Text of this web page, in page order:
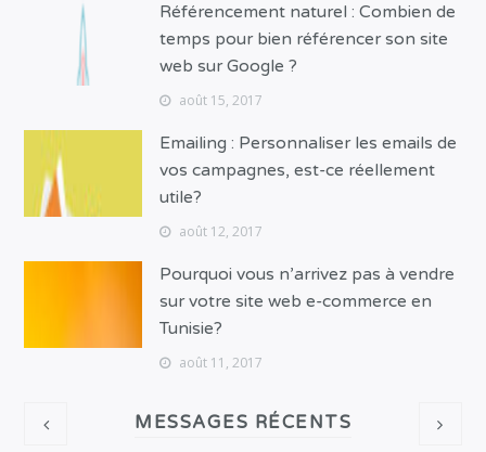
Référencement naturel : Combien de
temps pour bien référencer son site
web sur Google ?
août 15, 2017
Emailing : Personnaliser les emails de
vos campagnes, est-ce réellement
utile?
août 12, 2017
Pourquoi vous n’arrivez pas à vendre
sur votre site web e-commerce en
Tunisie?
août 11, 2017
MESSAGES RÉCENTS